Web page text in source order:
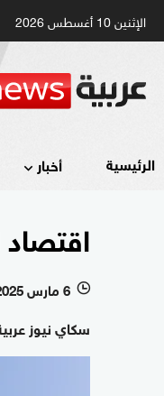
الإثنين 10 أغسطس 2026
الرئيسية أخبار
اقتصاد الإمارات
l 6 مارس 2025 - 10:15 بتوقيت أبوظبي
سكاي نيوز